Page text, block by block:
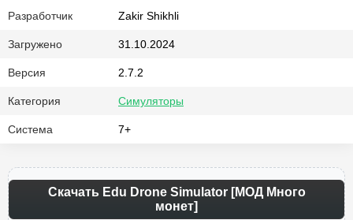
Разработчик Zakir Shikhli
Загружено 31.10.2024
Версия 2.7.2
Категория Симуляторы
Система 7+
Скачать Edu Drone Simulator [МОД Много
монет]